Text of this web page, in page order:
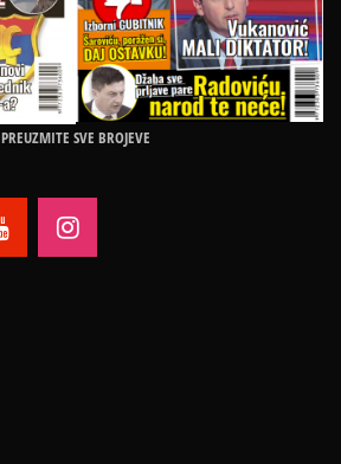
PREUZMITE SVE BROJEVE